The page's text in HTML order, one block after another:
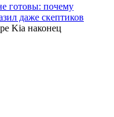
готовы: почему
даже скептиков
Kia наконец